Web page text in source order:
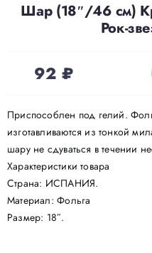
Политика
Шар (18″/46 см)
Рок-
92 ₽
Приспособлен под гелий.
изготавливаются из тонкой
шару не сдуваться в течении
Характеристики товара
Страна: ИСПАНИЯ.
Материал: Фольга
Размер: 18″.